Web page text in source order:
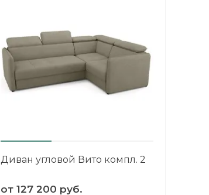
Диван угловой Вито компл. 2
от 127 200 руб.